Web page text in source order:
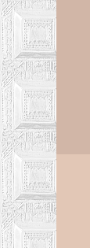
Zum
Inhalt
springen